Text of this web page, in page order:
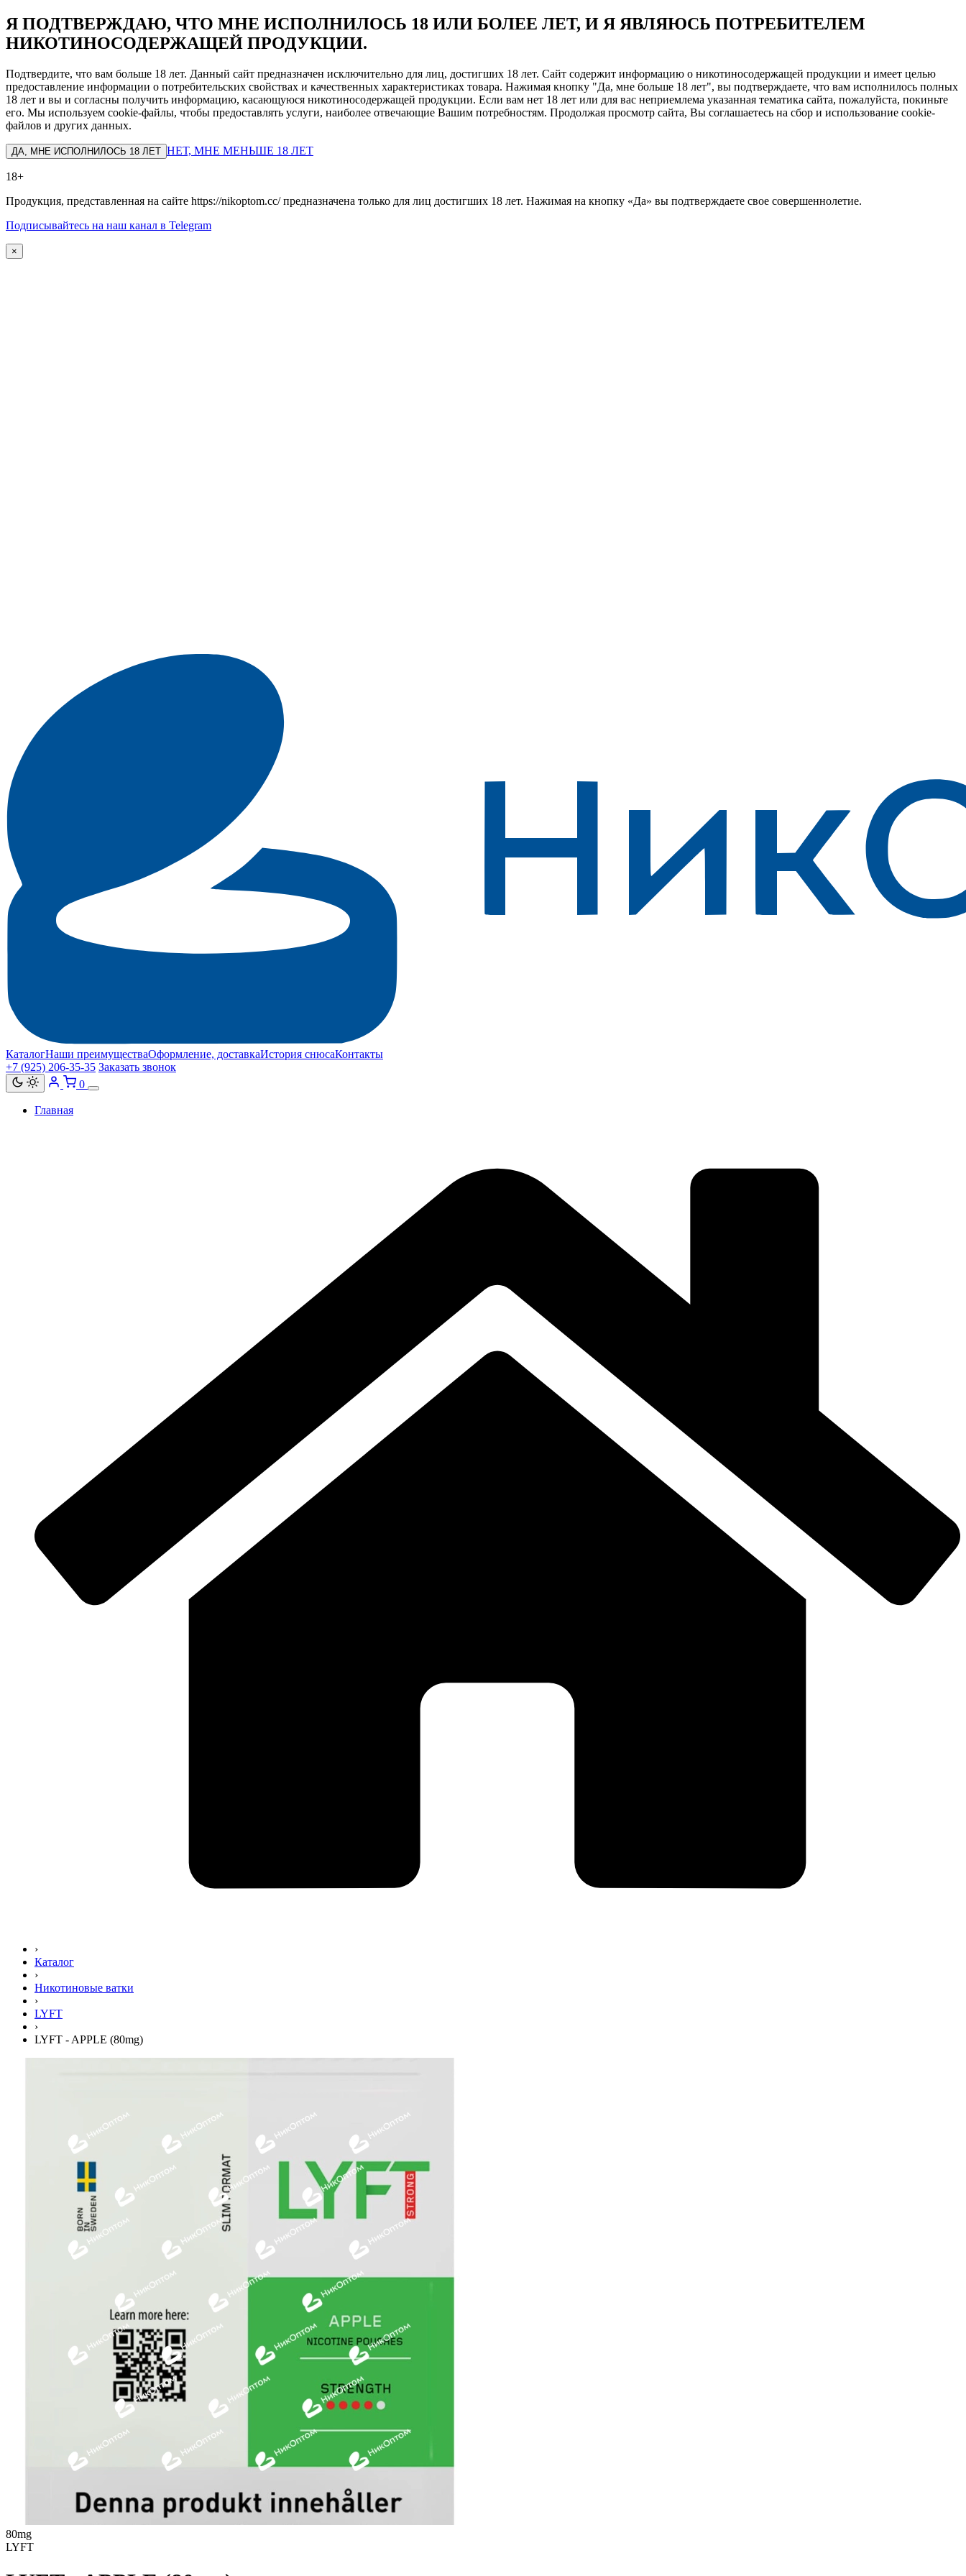
Я ПОДТВЕРЖДАЮ, ЧТО МНЕ ИСПОЛНИЛОСЬ 18 ИЛИ БОЛЕЕ ЛЕТ, И Я ЯВЛЯЮСЬ ПОТРЕБИТЕЛЕМ
НИКОТИНОСОДЕРЖАЩЕЙ ПРОДУКЦИИ.
Подтвердите, что вам больше 18 лет. Данный сайт предназначен исключительно для лиц, достигших 18 лет. Сайт содержит информацию о никотиносодержащей продукции и имеет целью
предоставление информации о потребительских свойствах и качественных характеристиках товара. Нажимая кнопку "Да, мне больше 18 лет", вы подтверждаете, что вам исполнилось полных
18 лет и вы и согласны получить информацию, касающуюся никотиносодержащей продукции. Если вам нет 18 лет или для вас неприемлема указанная тематика сайта, пожалуйста, покиньте
его. Мы используем cookie-файлы, чтобы предоставлять услуги, наиболее отвечающие Вашим потребностям. Продолжая просмотр сайта, Вы соглашаетесь на сбор и использование cookie-
файлов и других данных.
ДА, МНЕ ИСПОЛНИЛОСЬ 18 ЛЕТ НЕТ, МНЕ МЕНЬШЕ 18 ЛЕТ
18+
Продукция, представленная на сайте https://nikoptom.cc/ предназначена только для лиц достигших 18 лет. Нажимая на кнопку «Да» вы подтверждаете свое совершеннолетие.
Подписывайтесь на наш канал в Telegram
×
КаталогНаши преимуществаОформление, доставкаИстория снюсаКонтакты
+7 (925) 206‑35‑35 Заказать звонок
0
Главная
›
Каталог
›
Никотиновые ватки
›
LYFT
›
LYFT - APPLE (80mg)
80mg
LYFT